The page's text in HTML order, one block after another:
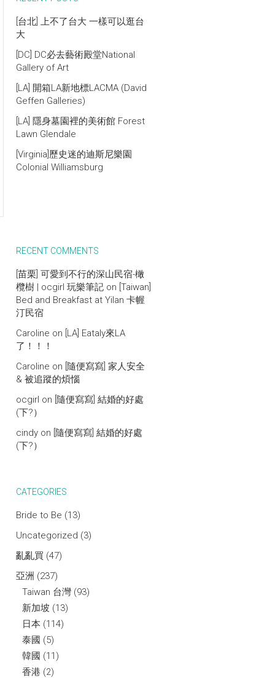
[台北] 上不了台大 一樣可以逛台
大
[DC] DC必去藝術殿堂National
Gallery of Art
[LA] 開箱LA新地標LACMA (David
Geffen Galleries)
[LA] 隱身墓園裡的美術館 Forest
Lawn Glendale
[Virginia]歷史迷的迪斯尼樂園
Colonial Williamsburg
RECENT COMMENTS
[苗栗] 可愛到不行的深山民宿-橄
欖樹 | ocgirl 玩樂筆記 on [Taiwan]
Bed and Breakfast at Yilan 卡幄
汀民宿
Caroline on [LA] Eataly來LA
了！！！
Caroline on [隨便寫寫] 家人安全
& 被追蹤的煩惱
ocgirl on [隨便寫寫] 結婚的好處
(下?）
cindy on [隨便寫寫] 結婚的好處
(下?）
CATEGORIES
Bride to Be (13)
Uncategorized (3)
亂亂買 (47)
亞洲 (237)
Taiwan 台灣 (93)
新加坡 (13)
日本 (114)
泰國 (5)
韓國 (11)
香港 (2)